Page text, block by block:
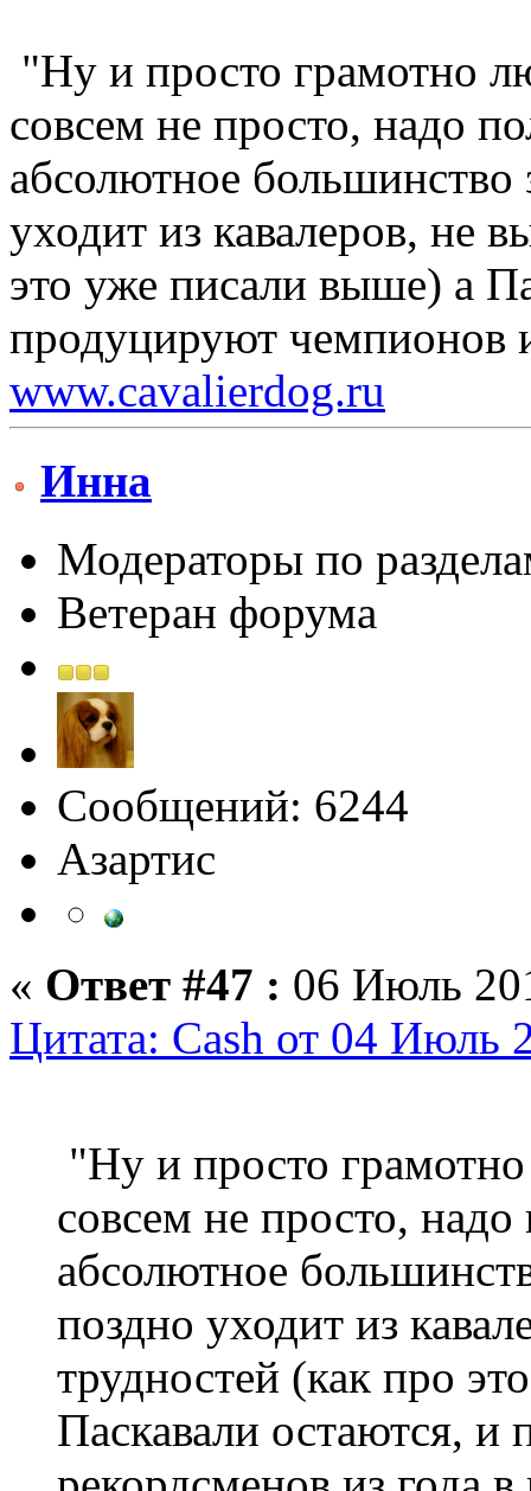
"Ну и просто грамотно
совсем не просто, надо
абсолютное большинство
уходит из кавалеров, не
это уже писали выше) а
продуцируют чемпионов
www.cavalierdog.ru
Инна
Модераторы по
Ветеран форума
Сообщений: 6244
Азартис
« Ответ #47 : 06 Июль
Цитата: Cash от 04 Июль
"Ну и просто
совсем не просто,
абсолютное
поздно уходит из
трудностей (как про
Паскавали остаются,